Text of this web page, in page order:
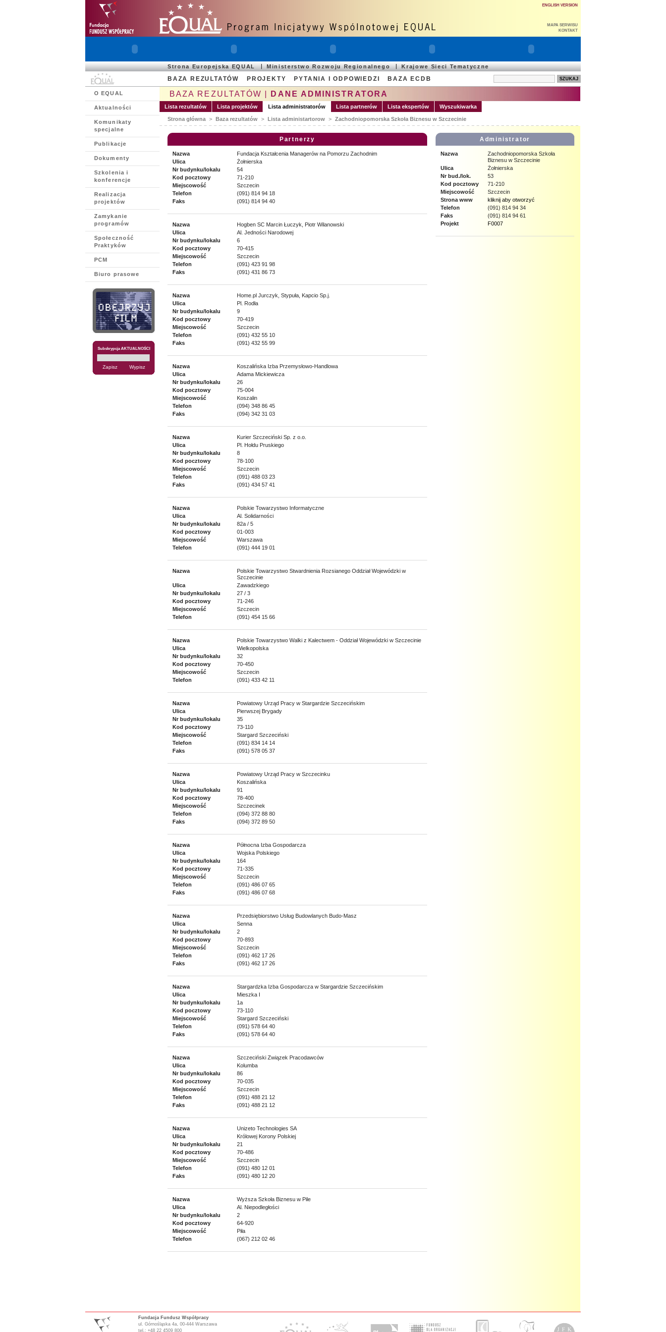
ENGLISH VERSION
MAPA SERWISU
KONTAKT
Strona Europejska EQUAL Ministerstwo Rozwoju Regionalnego Krajowe Sieci Tematyczne
BAZA REZULTATÓW PROJEKTY PYTANIA I ODPOWIEDZI BAZA ECDB
O EQUAL
Aktualności
Komunikaty
specjalne
Publikacje
Dokumenty
Szkolenia i
konferencje
Realizacja
projektów
Zamykanie
programów
Społeczność
Praktyków
PCM
Biuro prasowe
Subskrypcja AKTUALNOŚCI
BAZA REZULTATÓW | DANE ADMINISTRATORA
Lista rezultatów Lista projektów Lista administratorów Lista partnerów Lista ekspertów Wyszukiwarka
Strona główna > Baza rezultatów > Lista administartorow > Zachodniopomorska Szkoła Biznesu w Szczecinie
Partnerzy
Nazwa
Fundacja Kształcenia Managerów na Pomorzu Zachodnim
Ulica
Żołnierska
Nr budynku/lokalu
54
Kod pocztowy
71-210
Miejscowość
Szczecin
Telefon
(091) 814 94 18
Faks
(091) 814 94 40
Nazwa
Hogben SC Marcin Łuczyk, Piotr Wilanowski
Ulica
Al. Jedności Narodowej
Nr budynku/lokalu
6
Kod pocztowy
70-415
Miejscowość
Szczecin
Telefon
(091) 423 91 98
Faks
(091) 431 86 73
Nazwa
Home.pl Jurczyk, Stypuła, Kapcio Sp.j.
Ulica
Pl. Rodła
Nr budynku/lokalu
9
Kod pocztowy
70-419
Miejscowość
Szczecin
Telefon
(091) 432 55 10
Faks
(091) 432 55 99
Nazwa
Koszalińska Izba Przemysłowo-Handlowa
Ulica
Adama Mickiewicza
Nr budynku/lokalu
26
Kod pocztowy
75-004
Miejscowość
Koszalin
Telefon
(094) 348 86 45
Faks
(094) 342 31 03
Nazwa
Kurier Szczeciński Sp. z o.o.
Ulica
Pl. Hołdu Pruskiego
Nr budynku/lokalu
8
Kod pocztowy
78-100
Miejscowość
Szczecin
Telefon
(091) 488 03 23
Faks
(091) 434 57 41
Nazwa
Polskie Towarzystwo Informatyczne
Ulica
Al. Solidarności
Nr budynku/lokalu
82a / 5
Kod pocztowy
01-003
Miejscowość
Warszawa
Telefon
(091) 444 19 01
Nazwa
Polskie Towarzystwo Stwardnienia Rozsianego Oddział Wojewódzki w
Szczecinie
Ulica
Zawadzkiego
Nr budynku/lokalu
27 / 3
Kod pocztowy
71-246
Miejscowość
Szczecin
Telefon
(091) 454 15 66
Nazwa
Polskie Towarzystwo Walki z Kalectwem - Oddział Wojewódzki w Szczecinie
Ulica
Wielkopolska
Nr budynku/lokalu
32
Kod pocztowy
70-450
Miejscowość
Szczecin
Telefon
(091) 433 42 11
Nazwa
Powiatowy Urząd Pracy w Stargardzie Szczecińskim
Ulica
Pierwszej Brygady
Nr budynku/lokalu
35
Kod pocztowy
73-110
Miejscowość
Stargard Szczeciński
Telefon
(091) 834 14 14
Faks
(091) 578 05 37
Nazwa
Powiatowy Urząd Pracy w Szczecinku
Ulica
Koszalińska
Nr budynku/lokalu
91
Kod pocztowy
78-400
Miejscowość
Szczecinek
Telefon
(094) 372 88 80
Faks
(094) 372 89 50
Nazwa
Północna Izba Gospodarcza
Ulica
Wojska Polskiego
Nr budynku/lokalu
164
Kod pocztowy
71-335
Miejscowość
Szczecin
Telefon
(091) 486 07 65
Faks
(091) 486 07 68
Nazwa
Przedsiębiorstwo Usług Budowlanych Budo-Masz
Ulica
Senna
Nr budynku/lokalu
2
Kod pocztowy
70-893
Miejscowość
Szczecin
Telefon
(091) 462 17 26
Faks
(091) 462 17 26
Nazwa
Stargardzka Izba Gospodarcza w Stargardzie Szczecińskim
Ulica
Mieszka I
Nr budynku/lokalu
1a
Kod pocztowy
73-110
Miejscowość
Stargard Szczeciński
Telefon
(091) 578 64 40
Faks
(091) 578 64 40
Nazwa
Szczeciński Związek Pracodawców
Ulica
Kolumba
Nr budynku/lokalu
86
Kod pocztowy
70-035
Miejscowość
Szczecin
Telefon
(091) 488 21 12
Faks
(091) 488 21 12
Nazwa
Unizeto Technologies SA
Ulica
Królowej Korony Polskiej
Nr budynku/lokalu
21
Kod pocztowy
70-486
Miejscowość
Szczecin
Telefon
(091) 480 12 01
Faks
(091) 480 12 20
Nazwa
Wyższa Szkoła Biznesu w Pile
Ulica
Al. Niepodległości
Nr budynku/lokalu
2
Kod pocztowy
64-920
Miejscowość
Piła
Telefon
(067) 212 02 46
Administrator
Nazwa
Zachodniopomorska Szkoła
Biznesu w Szczecinie
Ulica
Żołnierska
Nr bud./lok.
53
Kod pocztowy
71-210
Miejscowość
Szczecin
Strona www
kliknij aby otworzyć
Telefon
(091) 814 94 34
Faks
(091) 814 94 61
Projekt
F0007
Fundacja Fundusz Współpracy
ul. Górnośląska 4a, 00-444 Warszawa
tel.: +48 22 4509 800